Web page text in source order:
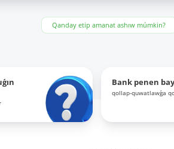
Qanday etip amanat ashıw múmkin?
Bank penen
qollap-quwatlawǵa